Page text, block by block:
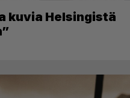
kuvia Helsingistä